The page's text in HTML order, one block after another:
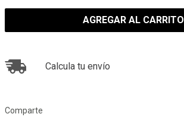
AGREGAR AL CARRITO
Calcula tu envío
Comparte